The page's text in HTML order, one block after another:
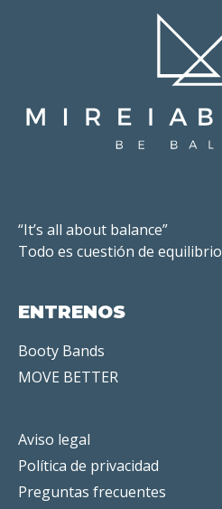
“It’s all about balance”
Todo es cuestión de equilibrio
ENTRENOS
Booty Bands
MOVE BETTER
Aviso legal
Política de privacidad
Preguntas frecuentes